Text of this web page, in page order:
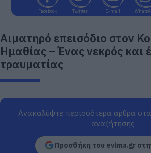
Facebook Twitter E-mail
Αιματηρό επεισόδιο στον
Ημαθίας – Ένας νεκρός και
τραυματίας
Ανακαλύψτε περισσότερα άρθρα
αναζήτησης
Προσθήκη του evima.gr